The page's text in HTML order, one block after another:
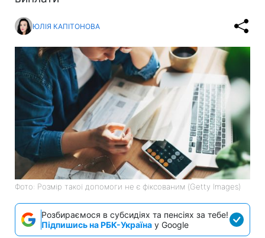
ЮЛІЯ КАПІТОНОВА
Фото: Розмір такої допомоги не є фіксованим (Getty Images)
Розбираємося в субсидіях та пенсіях за тебе!
Підпишись на РБК-Україна у Google